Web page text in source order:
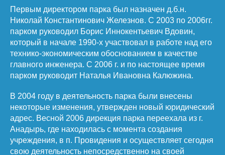
Первым директором парка был назначен д.б.н.
Николай Константинович Железнов. С 2003 по 2006гг.
парком руководил Борис Иннокентьевич Вдовин,
который в начале 1990-х участвовал в работе над его
технико-экономическим обоснованием в качестве
главного инженера. С 2006 г. и по настоящее время
парком руководит Наталья Ивановна Калюжина.
В 2004 году в деятельность парка были внесены
некоторые изменения, утвержден новый юридический
адрес. Весной 2006 дирекция парка переехала из г.
Анадырь, где находилась с момента создания
учреждения, в п. Провидения и осуществляет сегодня
свою деятельность непосредственно на своей